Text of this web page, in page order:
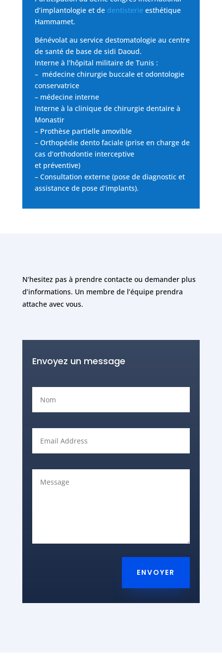
Nos
articles
/
Après
Devis
Gratuit
d’implantologie et de dentisterie esthétique
Hammamet.
Bénévolat au service destomatologie au centre
de santé de base de sidi Daoud.
Interne à l’hôpital militaire de Tunis :
– médecine chirurgie buccale et odontologie
conservatrice
– médecine interne
Interne à la clinique de chirurgie dentaire à
Monastir
– Prothèse partielle amovible
– Orthopédie dento faciale (prise en charge de
cas d’orthodontie interceptive
et préventive)
– Consultation externe (pose de diagnostic et
assistance de pose d’implants).
N’hesitez pas à prendre contacte ou demander plus
d’informations. Un membre de l’équipe prendra
attache avec vous.
Envoyez un message
ENVOYER